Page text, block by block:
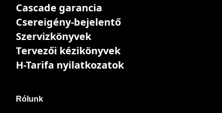
Cascade garancia
Csereigény-bejelentő
Szervizkönyvek
Tervezői kézikönyvek
H-Tarifa nyilatkozatok
Rólunk